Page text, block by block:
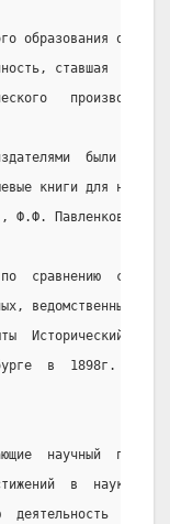
образования
ставшая  во
были  И.Д.
книги для
Ф.Ф. Павленков
сравнению  с
ведомственных и
Исторический,
в  1898г.  был
научный
в  науке  и
деятельность